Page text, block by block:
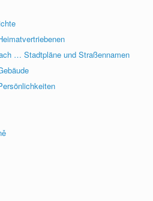
… Stadtpläne und Straßennamen